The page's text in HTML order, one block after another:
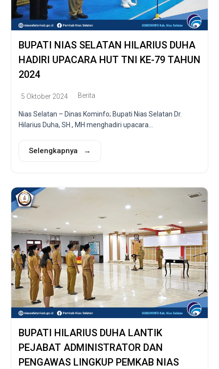
BUPATI NIAS SELATAN HILARIUS DUHA
HADIRI UPACARA HUT TNI KE-79 TAHUN
2024
5 Oktober 2024 Berita
Nias Selatan – Dinas Kominfo; Bupati Nias Selatan Dr.
Hilarius Duha, SH., MH menghadiri upacara...
Selengkapnya →
BUPATI HILARIUS DUHA LANTIK
PEJABAT ADMINISTRATOR DAN
PENGAWAS LINGKUP PEMKAB NIAS